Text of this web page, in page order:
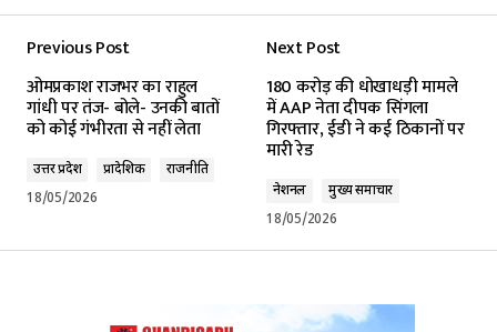
Required fields are marked*
Previous Post
ओमप्रकाश राजभर का राहुल
गांधी पर तंज- बोले- उनकी बातों
को कोई गंभीरता से नहीं लेता
उत्तर प्रदेश प्रादेशिक
राजनीति
18/05/2026
Next Post
180 करोड़ की धोखाधड़ी मामले
में AAP नेता दीपक सिंगला
गिरफ्तार, ईडी ने कई ठिकानों पर
मारी रेड
नेशनल
मुख्य समाचार
18/05/2026